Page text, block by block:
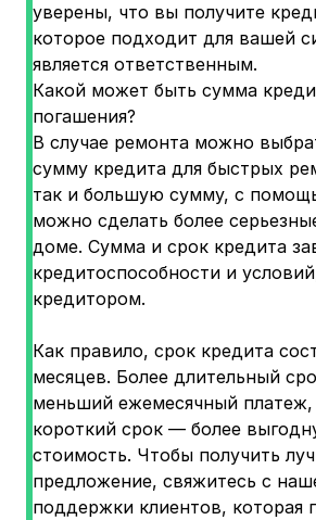
уверены, что вы получите
которое подходит для вашей
является ответственным.
Какой может быть сумма
погашения?
В случае ремонта можно
сумму кредита для быстрых
так и большую сумму, с
можно сделать более
доме. Сумма и срок кредита
кредитоспособности и
кредитором.
Как правило, срок кредита
месяцев. Более длительный
меньший ежемесячный платеж,
короткий срок — более
стоимость. Чтобы получить
предложение, свяжитесь с
поддержки клиентов, которая